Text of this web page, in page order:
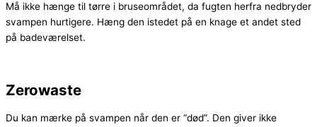
Må ikke hænge til tørre i bruseområdet, da fugten herfra nedbryder
svampen hurtigere. Hæng den istedet på en knage et andet sted
på badeværelset.
Zerowaste
Du kan mærke på svampen når den er “død”. Den giver ikke